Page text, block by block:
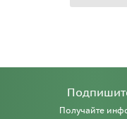
Получайте